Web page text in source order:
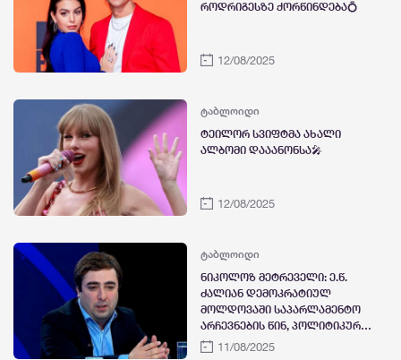
როდრიგესზე ქორწინდება💍
12/08/2025
ტაბლოიდი
ტეილორ სვიფტმა ახალი
ალბომი დააანონსა🎤
12/08/2025
ტაბლოიდი
ნიკოლოზ მეტრეველი: ე.წ.
ძალიან დემოკრატიულ
მოლდოვაში საპარლამენტო
არჩევნების წინ, პოლიტიკური
დაძაბულობა იზრდება,
11/08/2025